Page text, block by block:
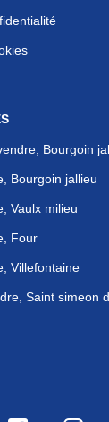
Bourgoin
Bourgoin jallieu
Vaulx milieu
Four
Villefontaine
Saint simeon